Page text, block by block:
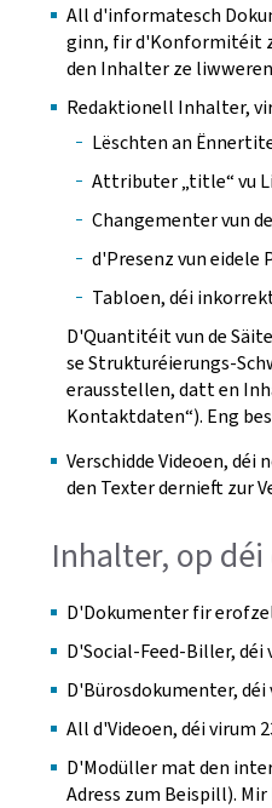
All d'informatesch
ginn, fir d'Konformitéit
den Inhalter ze
Redaktionell Inhalter,
Lëschten an
Attributer „title“ vu
Changementer vun
d'Presenz vun eidele
Tabloen, déi
D'Quantitéit vun de
se Strukturéierungs-
erausstellen, datt en
Kontaktdaten“). Eng
Verschidde Videoen,
den Texter dernieft zur
Inhalter, op
D'Dokumenter fir
D'Social-Feed-Biller,
D'Bürosdokumenter,
All d'Videoen, déi virum
D'Modüller mat den
Adress zum Beispill).